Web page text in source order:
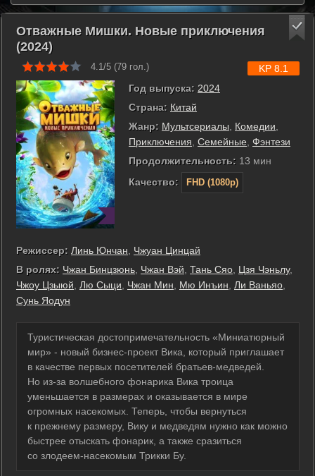
Отважные Мишки. Новые приключения
(2024)
4.1/5 (79 гол.)
Год выпуска: 2024
Страна: Китай
Жанр: Мультсериалы Комедии
Приключения Семейные Фэнтези
Продолжительность: 13 мин
Качество:
FHD (1080p)
KP 8.1
Режиссер: Линь Юнчан
Чжуан Цинцай
В ролях: Чжан Бинцзюнь Чжан Вэй Тань Сяо Цзя Чэньлу,
Чжоу Цзыюй
Лю Сыци Чжан Мин Мю Инъин Ли Ваньяо
Сунь Яодун
Туристическая достопримечательность «Миниатюрный
мир» - новый бизнес-проект Вика, который приглашает
в качестве первых посетителей братьев-медведей.
Но из-за волшебного фонарика Вика троица
уменьшается в размерах и оказывается в мире
огромных насекомых. Теперь, чтобы вернуться
к прежнему размеру, Вику и медведям нужно как можно
быстрее отыскать фонарик, а также сразиться
со злодеем-насекомым Трикки Бу.